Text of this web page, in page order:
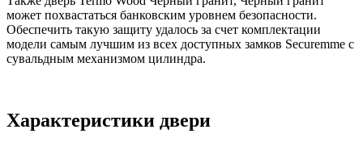
может похвастаться банковским уровнем безопасности.
Обеспечить такую защиту удалось за счет комплектации
модели самым лучшим из всех доступных замков Securemme с
сувальдным механизмом цилиндра.
Характеристики двери